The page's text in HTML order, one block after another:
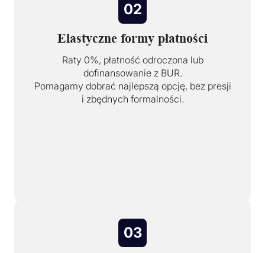
02
Elastyczne formy płatności
Raty 0%, płatność odroczona lub
dofinansowanie z BUR.
Pomagamy dobrać najlepszą opcję, bez presji
i zbędnych formalności.
03